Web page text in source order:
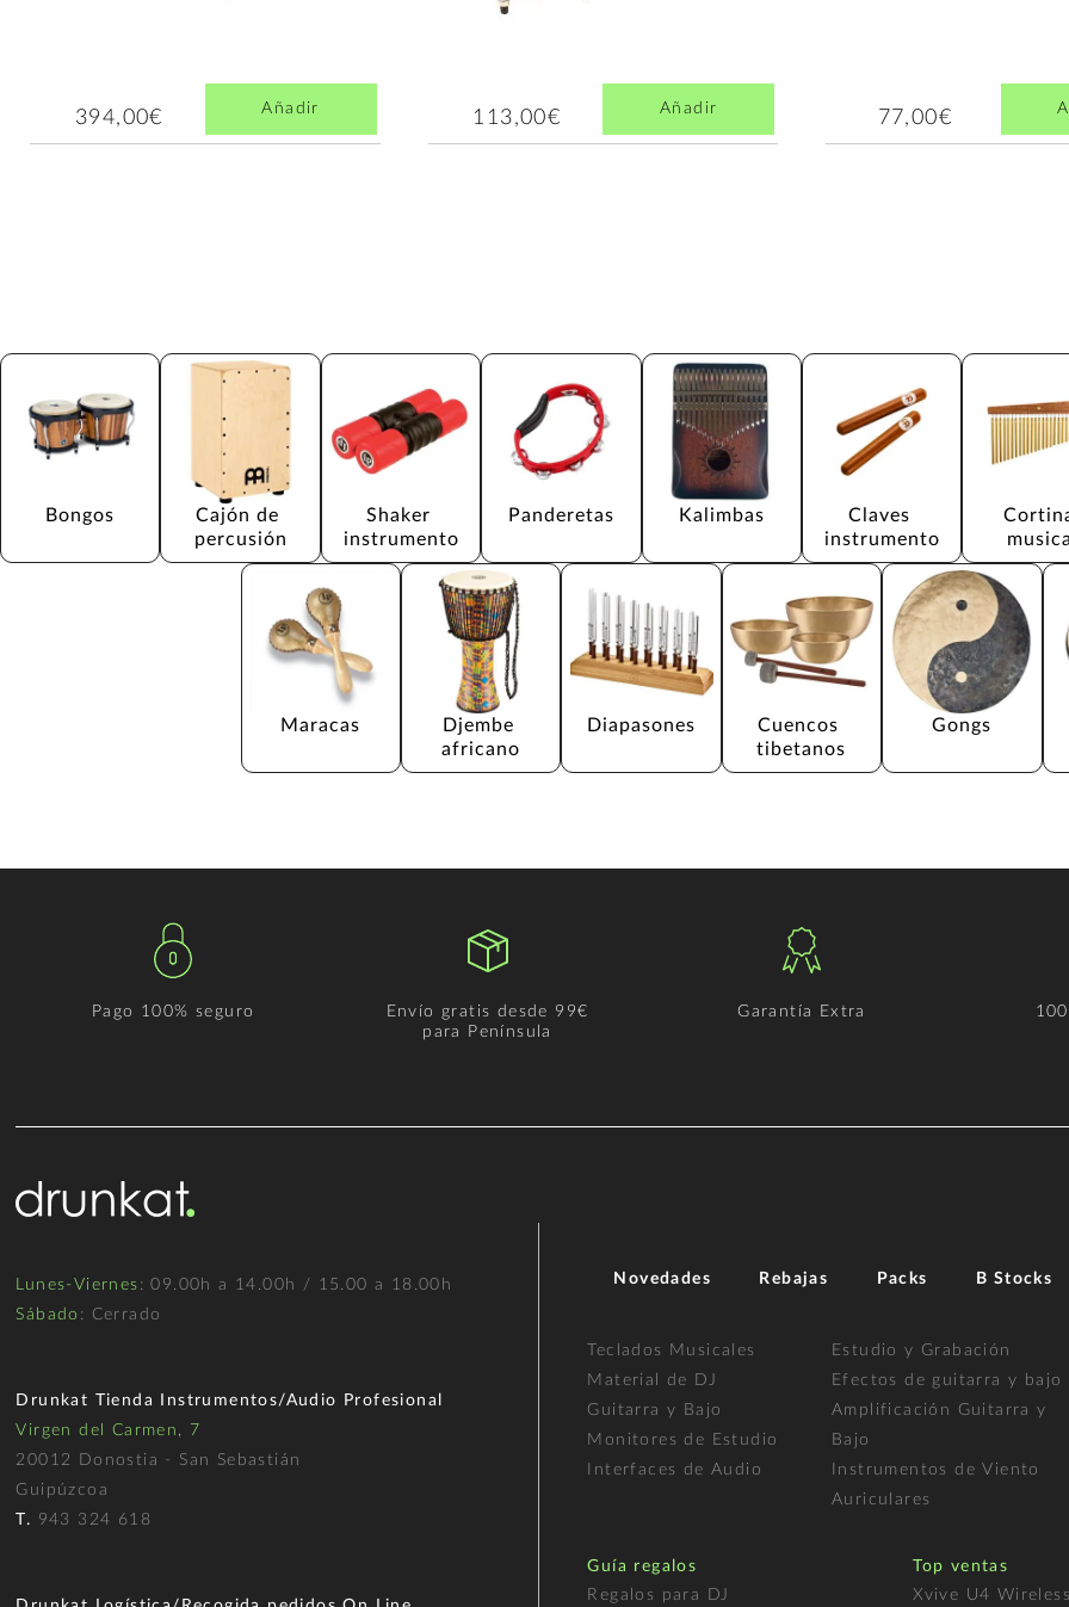
394,00€ Añadir 113,00€ Añadir 77,00€
Bongos
Cajón de
percusión
Shaker
instrumento
Panderetas Kalimbas
Claves
instrumento
musical
Maracas
Djembe
africano
Diapasones
Cuencos
tibetanos
Gongs
Pago 100% seguro
Envío gratis desde 99€
para Península
Garantía Extra
Lunes-Viernes : 09.00h a 14.00h / 15.00 a 18.00h
Sábado : Cerrado
Drunkat Tienda Instrumentos/Audio Profesional
Virgen del Carmen, 7
20012 Donostia - San Sebastián
Guipúzcoa
T. 943 324 618
Novedades Rebajas Packs B Stocks
Teclados Musicales
Material de DJ
Guitarra y Bajo
Monitores de Estudio
Interfaces de Audio
Estudio y Grabación
Efectos de guitarra y bajo
Amplificación Guitarra y
Bajo
Instrumentos de Viento
Auriculares
Guía regalos
Regalos para DJ
Top ventas
Xvive U4